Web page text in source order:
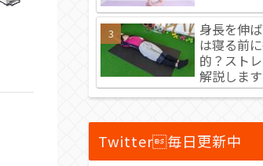
身長を伸
は寝る前
的？スト
解説します
Twitter毎日更新中